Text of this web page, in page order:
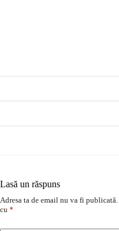
Lasă un răspuns
Adresa ta de email nu va fi publicată.
cu *